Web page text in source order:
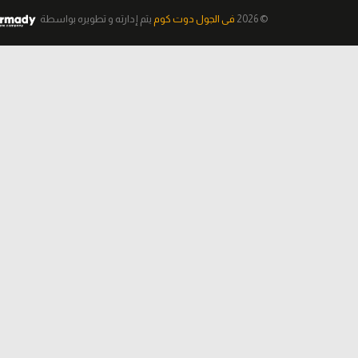
© 2026 فى الجول دوت كوم يتم إدارته و تطويره بواسطة